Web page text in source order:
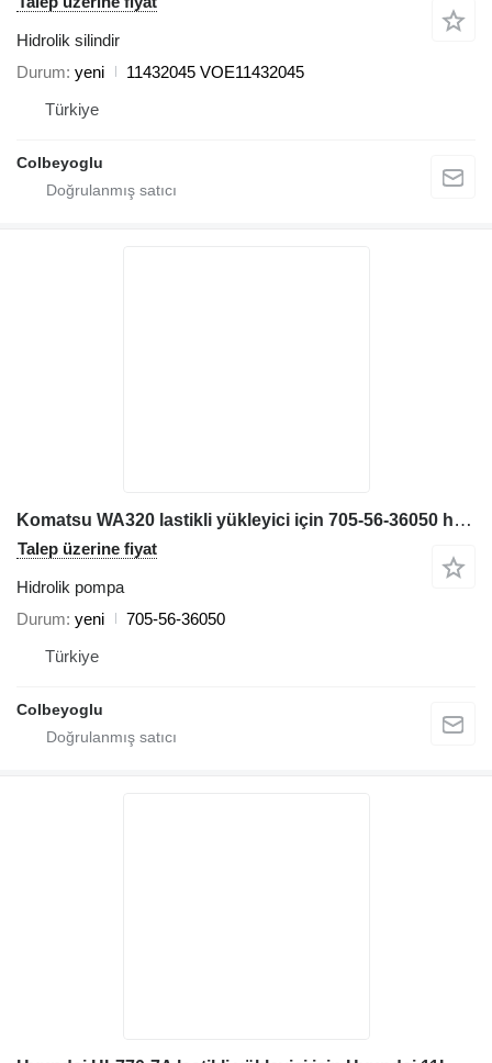
Hidrolik silindir
Durum yeni
11432045 VOE11432045
Türkiye
Colbeyoglu
Komatsu WA320 lastikli yükleyici için 705-56-36050 hidrolik pompa
Talep üzerine fiyat
Hidrolik pompa
Durum yeni
705-56-36050
Türkiye
Colbeyoglu